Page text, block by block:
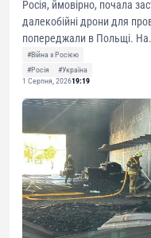
Росія, ймовірно, почала
далекобійні дрони для
попереджали в Польщі.
#Війна з Росією
#Росія
#Україна
1 Серпня, 202619:19